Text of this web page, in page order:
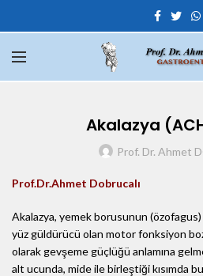
Akalazya
Prof. Dr. Ahmet
Prof.Dr.Ahmet Dobrucalı
Akalazya, yemek borusunun
yüz güldürücü olan motor fonksiyon
olarak gevşeme güçlüğü anlamına
alt ucunda, mide ile birleştiği kısımda